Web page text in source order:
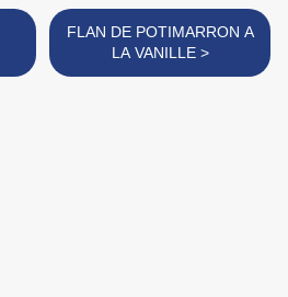
FLAN DE POTIMARRON A
LA VANILLE >